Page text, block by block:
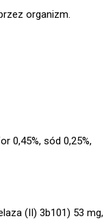
organizm.
0,45%, sód 0,25%,
(II) 3b101) 53 mg,